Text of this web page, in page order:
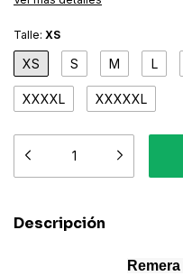
Talle: XS
XS S M L
XXXXL XXXXXL
Descripción
Remera